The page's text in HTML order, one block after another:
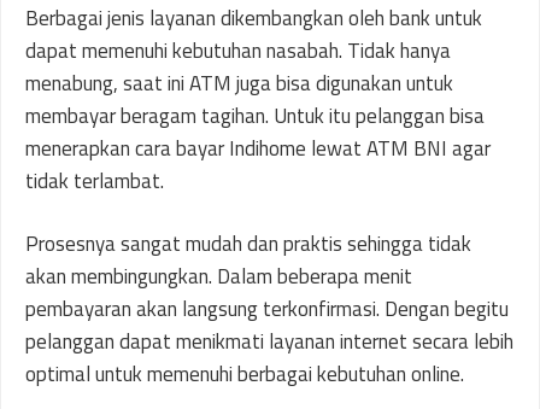
Berbagai jenis layanan dikembangkan oleh bank untuk
dapat memenuhi kebutuhan nasabah. Tidak hanya
menabung, saat ini ATM juga bisa digunakan untuk
membayar beragam tagihan. Untuk itu pelanggan bisa
menerapkan cara bayar Indihome lewat ATM BNI agar
tidak terlambat.
Prosesnya sangat mudah dan praktis sehingga tidak
akan membingungkan. Dalam beberapa menit
pembayaran akan langsung terkonfirmasi. Dengan begitu
pelanggan dapat menikmati layanan internet secara lebih
optimal untuk memenuhi berbagai kebutuhan online.